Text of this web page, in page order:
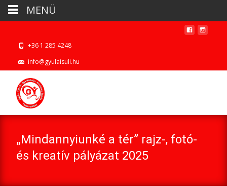
+36 1 285 4248
info@gyulaisuli.hu
„Mindannyiunké a tér” rajz-, fotó-
és kreatív pályázat 2025
MENÜ